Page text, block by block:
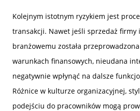
Kolejnym istotnym ryzykiem jest
transakcji. Nawet jeśli sprzedaż firmy
branżowemu została
warunkach finansowych, nieudana
negatywnie wpłynąć na dalsze
Różnice w kulturze organizacyjnej,
podejściu do pracowników mogą